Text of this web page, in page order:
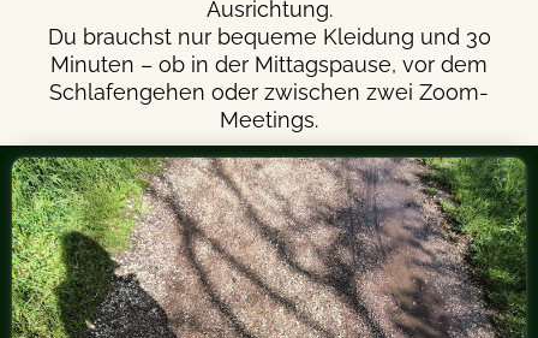
Ausrichtung.
Du brauchst nur bequeme Kleidung und 30
Minuten – ob in der Mittagspause, vor dem
Schlafengehen oder zwischen zwei Zoom-
Meetings.